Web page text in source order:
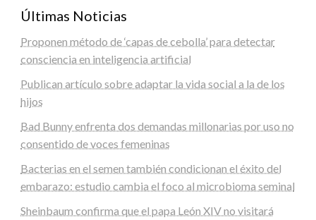
Últimas Noticias
Proponen método de ‘capas de cebolla’ para detectar
consciencia en inteligencia artificial
Publican artículo sobre adaptar la vida social a la de los
hijos
Bad Bunny enfrenta dos demandas millonarias por uso no
consentido de voces femeninas
Bacterias en el semen también condicionan el éxito del
embarazo: estudio cambia el foco al microbioma seminal
Sheinbaum confirma que el papa León XIV no visitará